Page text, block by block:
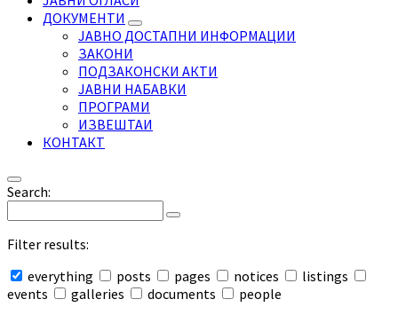
ДОКУМЕНТИ
ЈАВНО ДОСТАПНИ ИНФОРМАЦИИ
ЗАКОНИ
ПОДЗАКОНСКИ АКТИ
ЈАВНИ НАБАВКИ
ПРОГРАМИ
ИЗВЕШТАИ
КОНТАКТ
Search:
Filter results:
everything
posts pages notices
listings
events
galleries documents people